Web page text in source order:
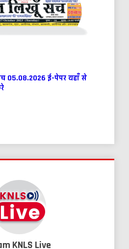
05.08.2026 ई-पेपर यहाँ से
KNLS Live